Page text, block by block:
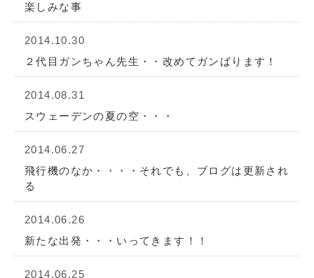
楽しみな事
2014.10.30
２代目ガンちゃん先生・・改めてガンばります！
2014.08.31
スウェーデンの夏の空・・・
2014.06.27
飛行機のなか・・・・それでも、ブログは更新され
る
2014.06.26
新たな出発・・・いってきます！！
2014.06.25